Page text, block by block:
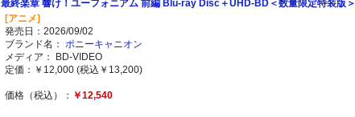
最終楽章 響け！ユーフォニアム 前編 Blu-ray Disc＋UHD-BD＜数量限定特装版＞
[アニメ]
発売日：2026/09/02
ブランド名： ポニーキャニオン
メディア： BD-VIDEO
定価：￥12,000 (税込￥13,200)
価格（税込）： ￥12,540